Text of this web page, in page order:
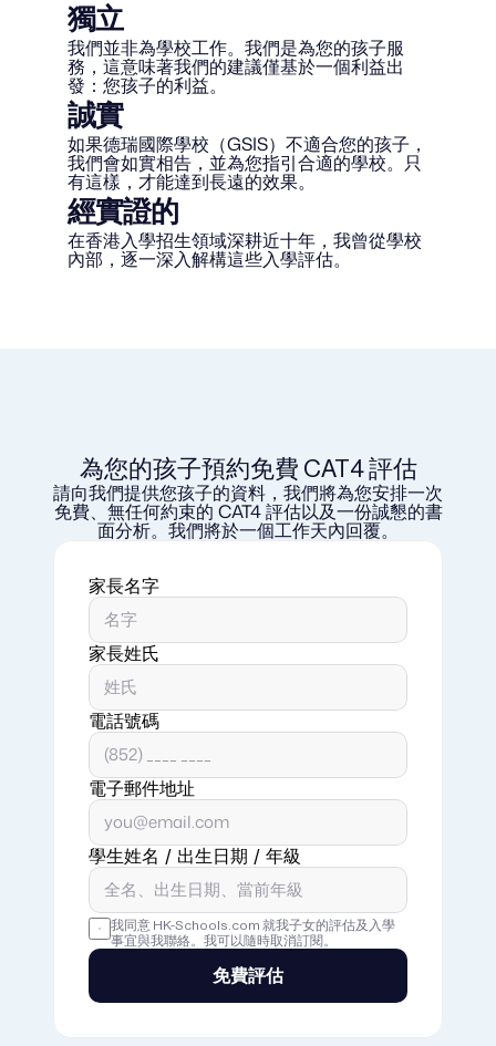
獨立
我們並非為學校工作。我們是為您的孩子服
務，這意味著我們的建議僅基於一個利益出
發：您孩子的利益。
誠實
如果德瑞國際學校（GSIS）不適合您的孩子，
我們會如實相告，並為您指引合適的學校。只
有這樣，才能達到長遠的效果。
經實證的
在香港入學招生領域深耕近十年，我曾從學校
內部，逐一深入解構這些入學評估。
為您的孩子預約免費 CAT4 評估
請向我們提供您孩子的資料，我們將為您安排一次
免費、無任何約束的 CAT4 評估以及一份誠懇的書
面分析。我們將於一個工作天內回覆。
家長名字
家長姓氏
電話號碼
電子郵件地址
學生姓名 / 出生日期 / 年級
我同意 HK-Schools.com 就我子女的評估及入學
事宜與我聯絡。我可以隨時取消訂閱。
免費評估